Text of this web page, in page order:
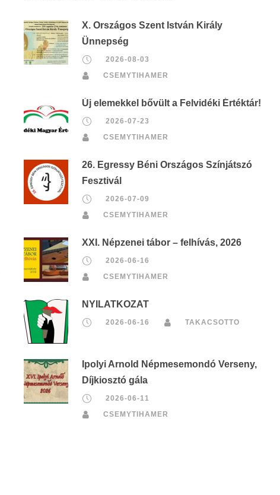
X. Országos Szent István Király
Ünnepség
2026-08-03
CSEMYTIHAMER
Új elemekkel bővült a Felvidéki Értéktár!
2026-07-23
CSEMYTIHAMER
26. Egressy Béni Országos Színjátszó
Fesztivál
2026-07-09
CSEMYTIHAMER
XXI. Népzenei tábor – felhívás, 2026
2026-06-16
CSEMYTIHAMER
NYILATKOZAT
2026-06-16 TAKACSOTTO
Ipolyi Arnold Népmesemondó Verseny,
Díjkiosztó gála
2026-06-11
CSEMYTIHAMER